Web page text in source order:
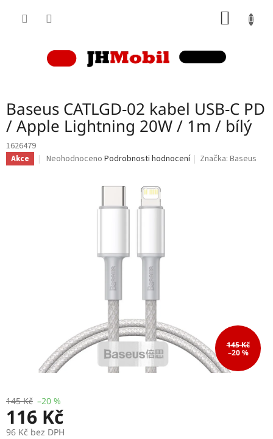
Baseus CATLGD-02 kabel USB-C PD
/ Apple Lightning 20W / 1m / bílý
1626479
Akce
Průměrné
Neohodnoceno Podrobnosti hodnocení Značka:Baseus
145 Kč
–20 %
145 Kč –20 %
116 Kč
96 Kč bez DPH